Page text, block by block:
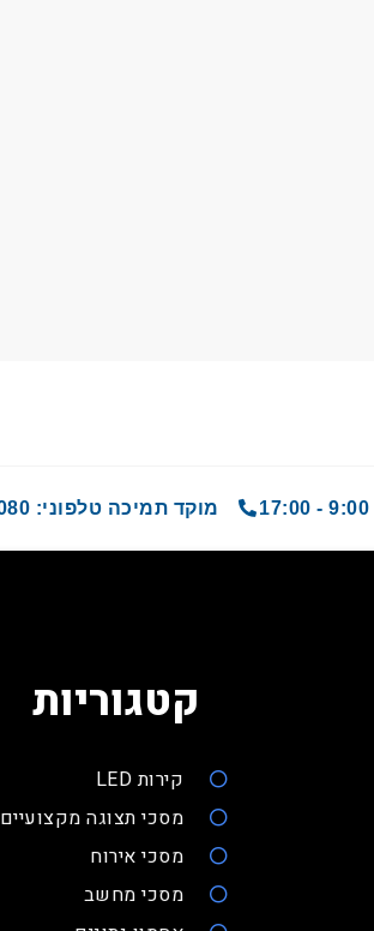
מוקד תמיכה טלפוני: 03-6494080
קטגוריות
קירות LED
מסכי תצוגה מקצועיים
מסכי אירוח
מסכי מחשב